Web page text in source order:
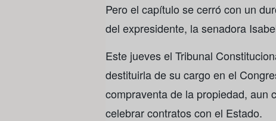
Pero el capítulo se cerró con un
del expresidente, la senadora
Este jueves el Tribunal
destituirla de su cargo en el
compraventa de la propiedad, aun
celebrar contratos con el Estado.